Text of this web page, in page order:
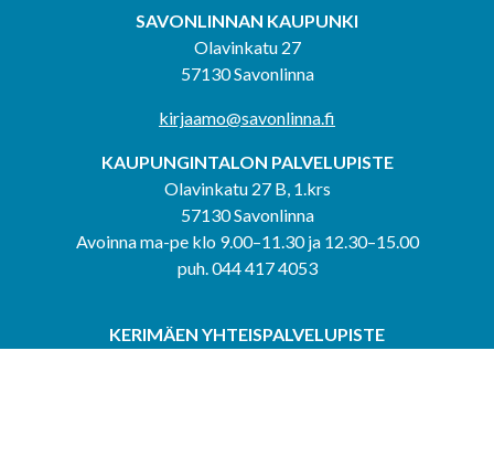
SAVONLINNAN KAUPUNKI
Olavinkatu 27
57130 Savonlinna
kirjaamo@savonlinna.fi
KAUPUNGINTALON PALVELUPISTE
Olavinkatu 27 B, 1.krs
57130 Savonlinna
Avoinna ma-pe klo 9.00–11.30 ja 12.30–15.00
puh. 044 417 4053
KERIMÄEN YHTEISPALVELUPISTE